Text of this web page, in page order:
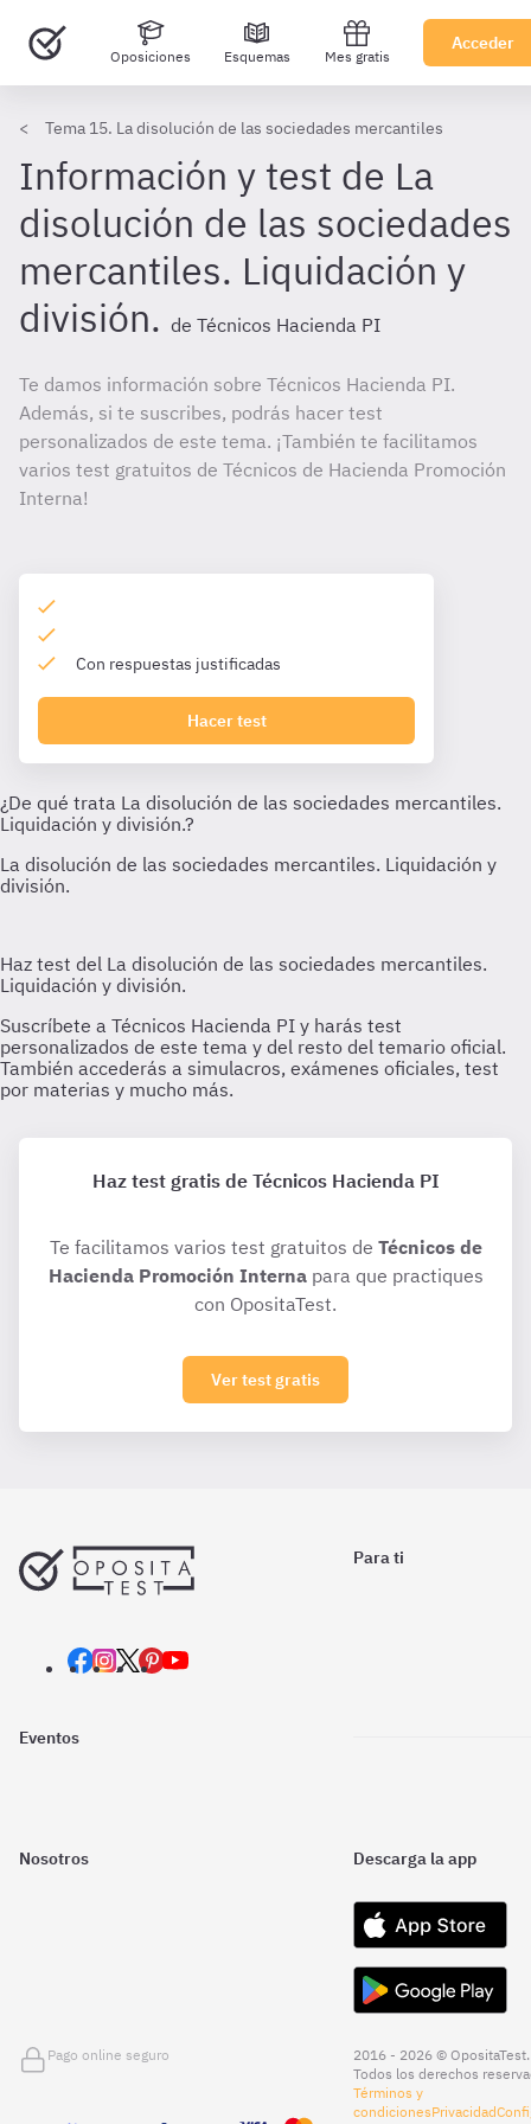
Oposiciones Esquemas Mes gratis
Acceder
Tema 15. La disolución de las sociedades mercantiles
Información y test de La
disolución de las sociedades
mercantiles. Liquidación y
división. de Técnicos Hacienda PI
Te damos información sobre Técnicos Hacienda PI.
Además, si te suscribes, podrás hacer test
personalizados de este tema. ¡También te facilitamos
varios test gratuitos de Técnicos de Hacienda Promoción
Interna!
Con respuestas justificadas
Hacer test
Haz test gratis de Técnicos Hacienda PI
Te facilitamos varios test gratuitos de Técnicos de
Hacienda Promoción Internapara que practiques
con OpositaTest.
Ver test gratis
Para ti
Eventos
Nosotros Descarga la app
Pago online seguro
2016 - 2026 © OpositaTest.
Todos los derechos
Términos y
condicionesPrivacidad